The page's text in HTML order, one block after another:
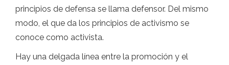
principios de defensa se llama defensor. Del mismo
modo, el que da los principios de activismo se
conoce como activista.
Hay una delgada línea entre la promoción y el